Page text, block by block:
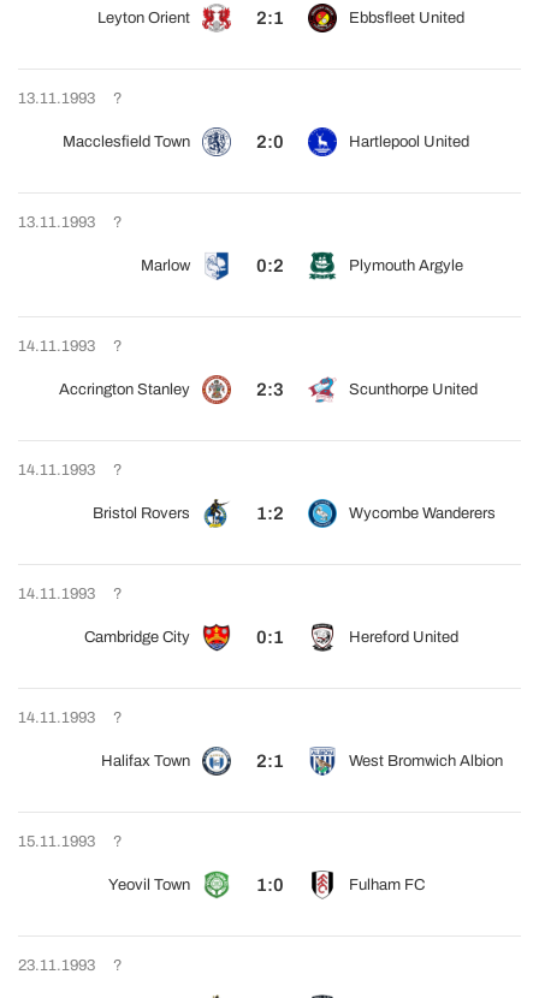
Leyton Orient 2:1 Ebbsfleet United
13.11.1993 ?
Macclesfield Town 2:0 Hartlepool United
13.11.1993 ?
Marlow 0:2 Plymouth Argyle
14.11.1993 ?
Accrington Stanley 2:3 Scunthorpe United
14.11.1993 ?
Bristol Rovers 1:2 Wycombe Wanderers
14.11.1993 ?
Cambridge City 0:1 Hereford United
14.11.1993 ?
Halifax Town 2:1 West Bromwich Albion
15.11.1993 ?
Yeovil Town 1:0 Fulham FC
23.11.1993 ?